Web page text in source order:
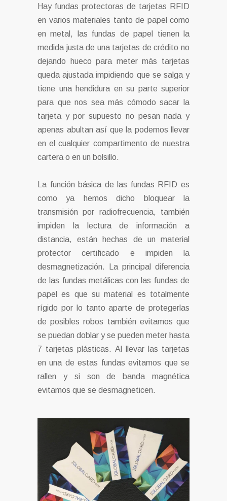
Hay fundas protectoras de tarjetas RFID
en varios materiales tanto de papel como
en metal, las fundas de papel tienen la
medida justa de una tarjetas de crédito no
dejando hueco para meter más tarjetas
queda ajustada impidiendo que se salga y
tiene una hendidura en su parte superior
para que nos sea más cómodo sacar la
tarjeta y por supuesto no pesan nada y
apenas abultan así que la podemos llevar
en el cualquier compartimento de nuestra
cartera o en un bolsillo.
La función básica de las fundas RFID es
como ya hemos dicho bloquear la
transmisión por radiofrecuencia, también
impiden la lectura de información a
distancia, están hechas de un material
protector certificado e impiden la
desmagnetización. La principal diferencia
de las fundas metálicas con las fundas de
papel es que su material es totalmente
rígido por lo tanto aparte de protegerlas
de posibles robos también evitamos que
se puedan doblar y se pueden meter hasta
7 tarjetas plásticas. Al llevar las tarjetas
en una de estas fundas evitamos que se
rallen y si son de banda magnética
evitamos que se desmagneticen.